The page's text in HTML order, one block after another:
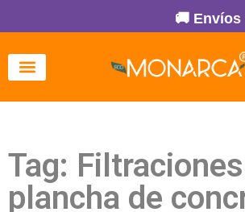
🚚 Envíos
Tag:
plancha de